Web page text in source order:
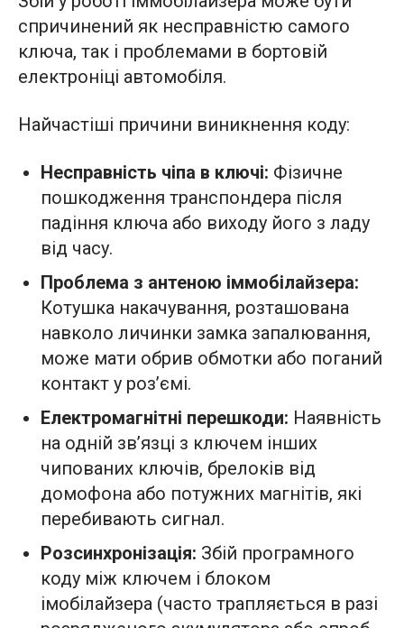
спричинений як несправністю самого
ключа, так і проблемами в бортовій
електроніці автомобіля.
Найчастіші причини виникнення коду:
Несправність чіпа в ключі: Фізичне
пошкодження транспондера після
падіння ключа або виходу його з ладу
від часу.
Проблема з антеною іммобілайзера:
Котушка накачування, розташована
навколо личинки замка запалювання,
може мати обрив обмотки або поганий
контакт у роз’ємі.
Електромагнітні перешкоди: Наявність
на одній зв’язці з ключем інших
чипованих ключів, брелоків від
домофона або потужних магнітів, які
перебивають сигнал.
Розсинхронізація: Збій програмного
коду між ключем і блоком
імобілайзера (часто трапляється в разі